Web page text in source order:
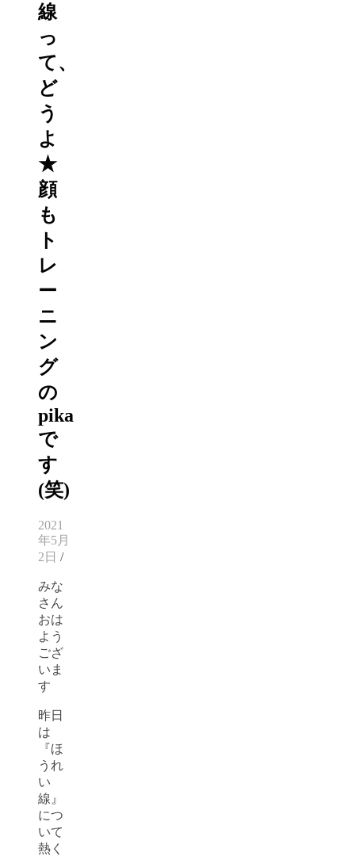
線
っ
て、
ど
う
よ
★
顔
も
ト
レ
ー
ニ
ン
グ
の
pika
で
す
(笑)
2021
年5月
2日 /
みな
さん
おは
よう
ござ
いま
す
昨日
は
『ほ
うれ
い
線』
につ
いて
熱く